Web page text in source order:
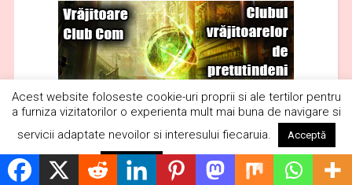
Acest website foloseste cookie-uri proprii si ale tertilor pentru
a furniza vizitatorilor o experienta mult mai buna de navigare si
servicii adaptate nevoilor si interesului fiecaruia.
Acceptă
Respinge Citește mai mult